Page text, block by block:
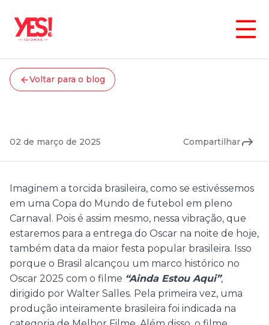
Voltar para o blog
Cultura
02 de março de 2025 Compartilhar
Imaginem a torcida brasileira, como se estivéssemos
em uma Copa do Mundo de futebol em pleno
Carnaval. Pois é assim mesmo, nessa vibração, que
estaremos para a entrega do Oscar na noite de hoje,
também data da maior festa popular brasileira. Isso
porque o Brasil alcançou um marco histórico no
Oscar 2025 com o filme “Ainda Estou Aqui”,
dirigido por Walter Salles. Pela primeira vez, uma
produção inteiramente brasileira foi indicada na